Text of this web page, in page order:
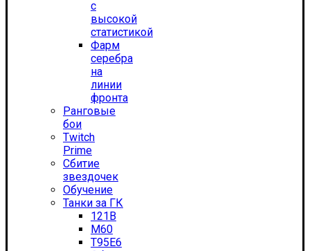
с
высокой
статистикой
Фарм
серебра
на
линии
фронта
Ранговые
бои
Twitch
Prime
Сбитие
звездочек
Обучение
Танки за ГК
121B
M60
T95E6